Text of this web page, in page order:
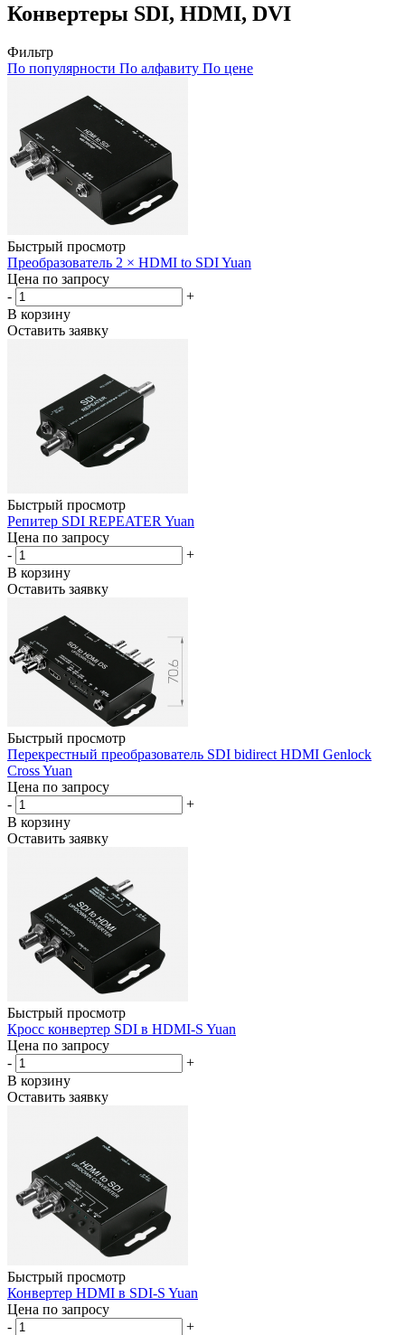
Конвертеры SDI, HDMI, DVI
Фильтр
По популярности По алфавиту По цене
Быстрый просмотр
Преобразователь 2 × HDMI to SDI Yuan
Цена по запросу
-
+
В корзину
Оставить заявку
Быстрый просмотр
Репитер SDI REPEATER Yuan
Цена по запросу
-
+
В корзину
Оставить заявку
Быстрый просмотр
Перекрестный преобразователь SDI bidirect HDMI Genlock
Cross Yuan
Цена по запросу
-
+
В корзину
Оставить заявку
Быстрый просмотр
Кросс конвертер SDI в HDMI-S Yuan
Цена по запросу
-
+
В корзину
Оставить заявку
Быстрый просмотр
Конвертер HDMI в SDI-S Yuan
Цена по запросу
-
+